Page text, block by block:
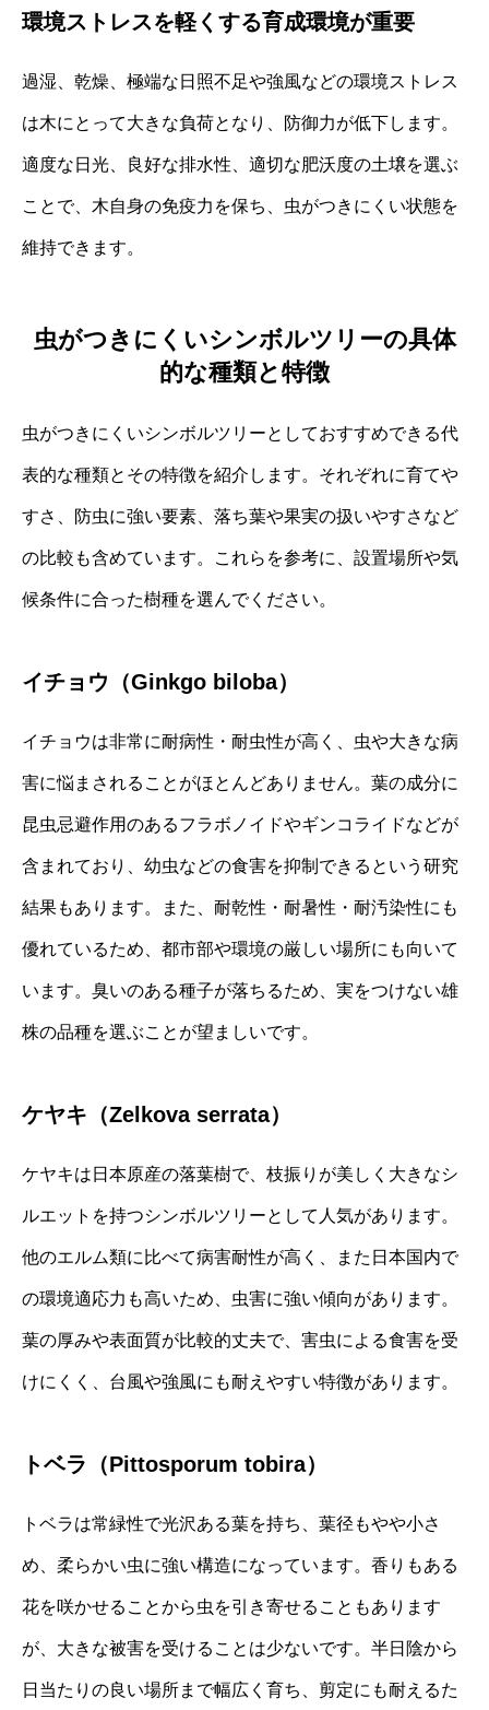
環境ストレスを軽くする育成環境が重要
過湿、乾燥、極端な日照不足や強風などの環境ストレス
は木にとって大きな負荷となり、防御力が低下します。
適度な日光、良好な排水性、適切な肥沃度の土壌を選ぶ
ことで、木自身の免疫力を保ち、虫がつきにくい状態を
維持できます。
虫がつきにくいシンボルツリーの具体
的な種類と特徴
虫がつきにくいシンボルツリーとしておすすめできる代
表的な種類とその特徴を紹介します。それぞれに育てや
すさ、防虫に強い要素、落ち葉や果実の扱いやすさなど
の比較も含めています。これらを参考に、設置場所や気
候条件に合った樹種を選んでください。
イチョウ（Ginkgo biloba）
イチョウは非常に耐病性・耐虫性が高く、虫や大きな病
害に悩まされることがほとんどありません。葉の成分に
昆虫忌避作用のあるフラボノイドやギンコライドなどが
含まれており、幼虫などの食害を抑制できるという研究
結果もあります。また、耐乾性・耐暑性・耐汚染性にも
優れているため、都市部や環境の厳しい場所にも向いて
います。臭いのある種子が落ちるため、実をつけない雄
株の品種を選ぶことが望ましいです。
ケヤキ（Zelkova serrata）
ケヤキは日本原産の落葉樹で、枝振りが美しく大きなシ
ルエットを持つシンボルツリーとして人気があります。
他のエルム類に比べて病害耐性が高く、また日本国内で
の環境適応力も高いため、虫害に強い傾向があります。
葉の厚みや表面質が比較的丈夫で、害虫による食害を受
けにくく、台風や強風にも耐えやすい特徴があります。
トベラ（Pittosporum tobira）
トベラは常緑性で光沢ある葉を持ち、葉径もやや小さ
め、柔らかい虫に強い構造になっています。香りもある
花を咲かせることから虫を引き寄せることもあります
が、大きな被害を受けることは少ないです。半日陰から
日当たりの良い場所まで幅広く育ち、剪定にも耐えるた